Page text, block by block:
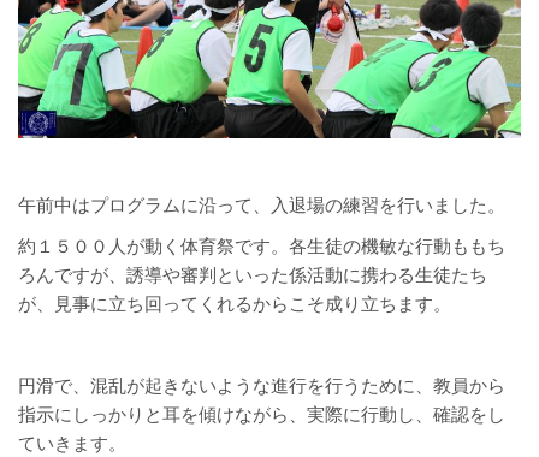
午前中はプログラムに沿って、入退場の練習を行いました。
約１５００人が動く体育祭です。各生徒の機敏な行動ももち
ろんですが、誘導や審判といった係活動に携わる生徒たち
が、見事に立ち回ってくれるからこそ成り立ちます。
円滑で、混乱が起きないような進行を行うために、教員から
指示にしっかりと耳を傾けながら、実際に行動し、確認をし
ていきます。